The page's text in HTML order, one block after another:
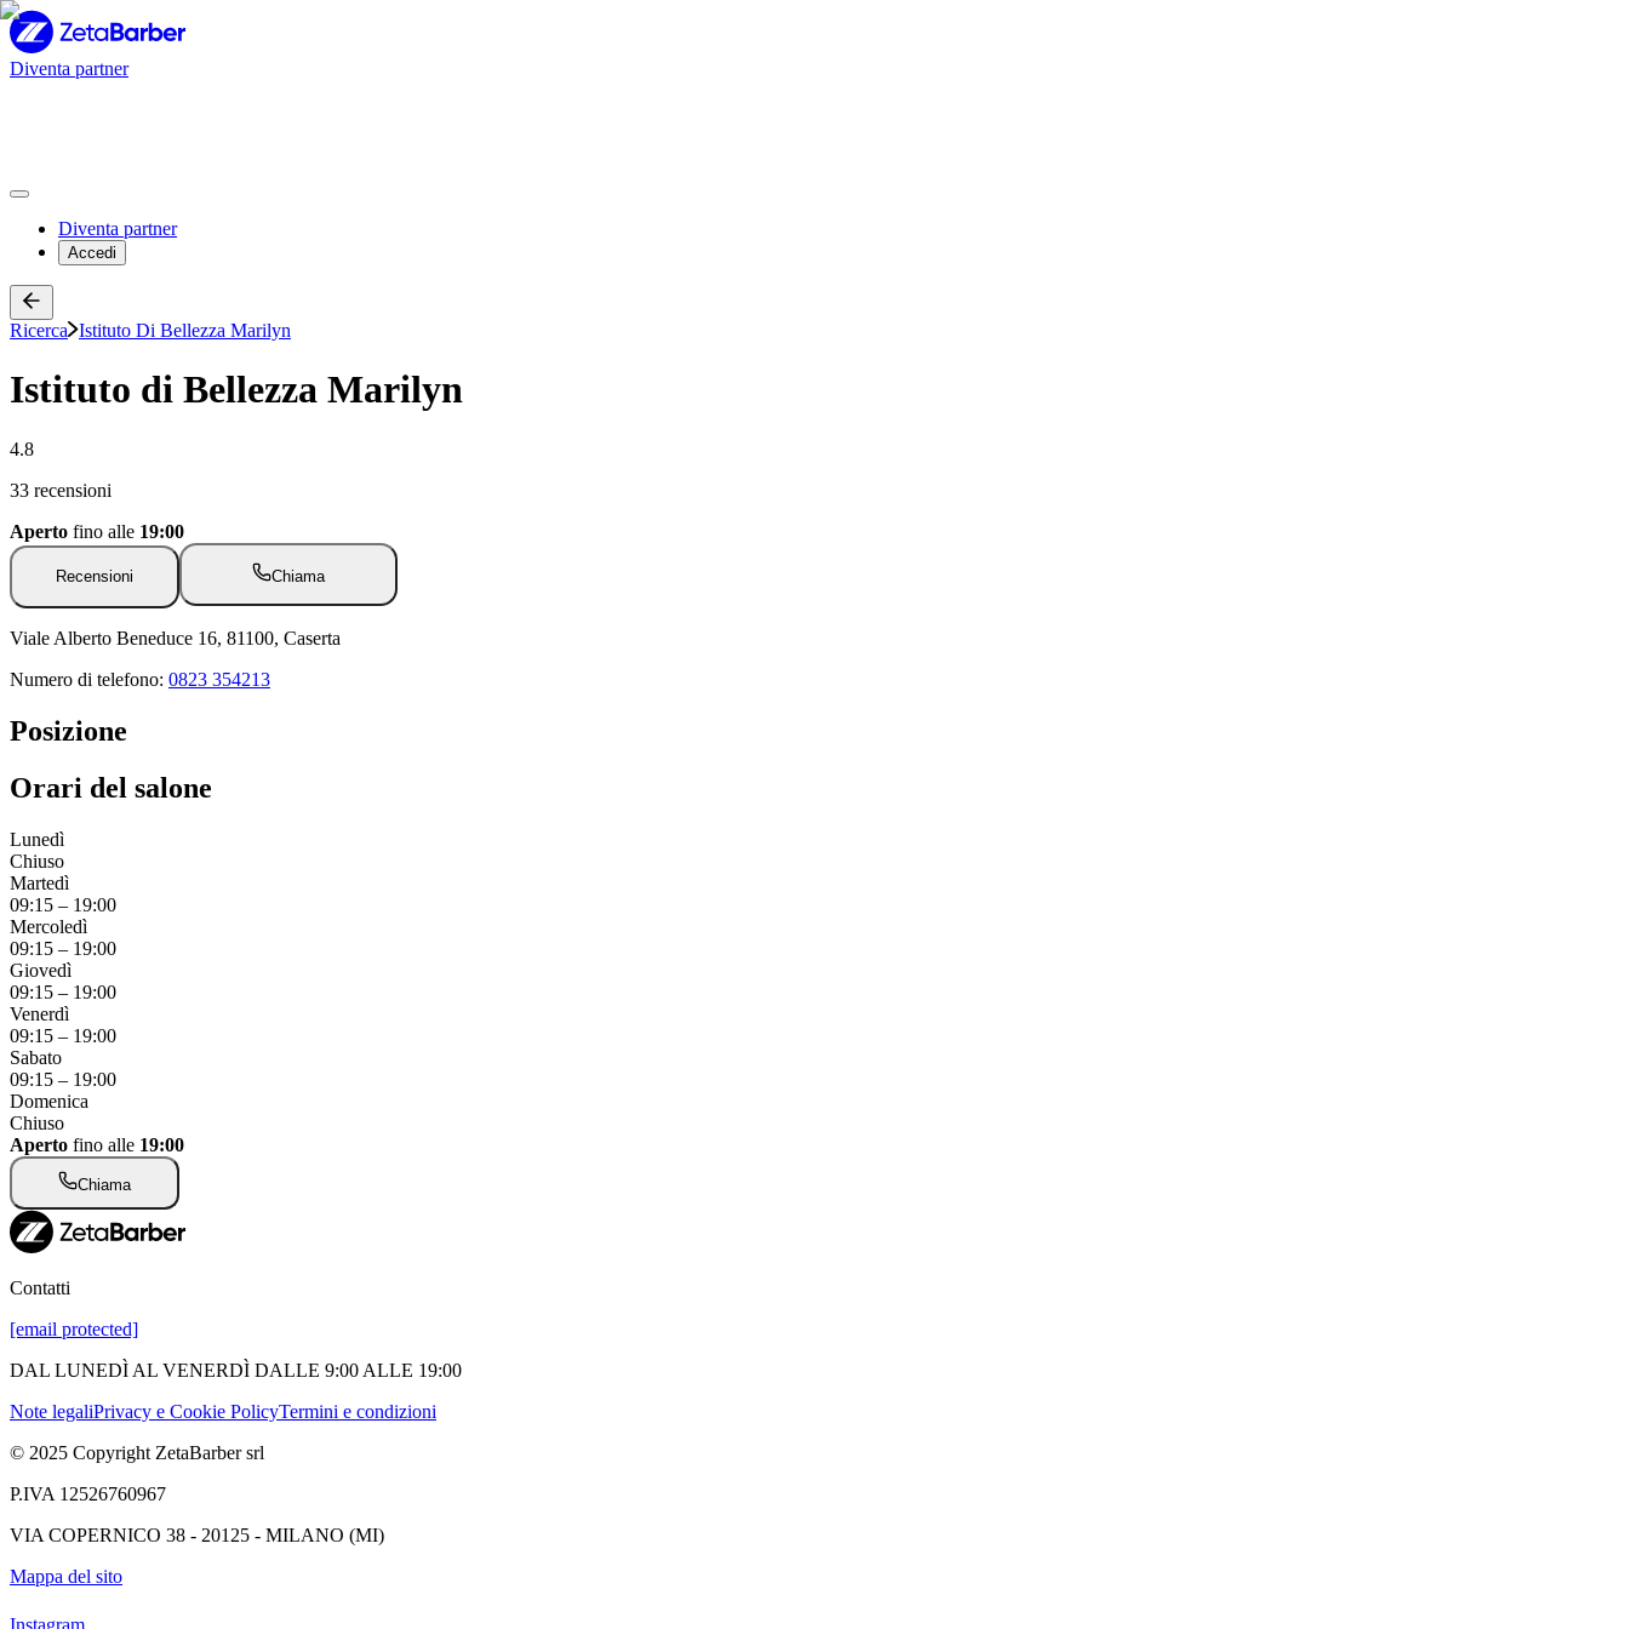
Diventa partner
Diventa partner
Accedi
Ricerca Istituto Di Bellezza Marilyn
Istituto di Bellezza Marilyn
4.8
33 recensioni
Aperto fino alle 19:00
Recensioni Chiama
Viale Alberto Beneduce 16, 81100, Caserta
Numero di telefono: 0823 354213
Posizione
Orari del salone
Lunedì
Chiuso
Martedì
09:15 – 19:00
Mercoledì
09:15 – 19:00
Giovedì
09:15 – 19:00
Venerdì
09:15 – 19:00
Sabato
09:15 – 19:00
Domenica
Chiuso
Aperto fino alle 19:00
Chiama
Contatti
[email protected]
DAL LUNEDÌ AL VENERDÌ DALLE 9:00 ALLE 19:00
Note legaliPrivacy e Cookie PolicyTermini e condizioni
© 2025 Copyright ZetaBarber srl
P.IVA 12526760967
VIA COPERNICO 38 - 20125 - MILANO (MI)
Mappa del sito
Instagram